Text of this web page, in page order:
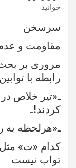
خوانید
سرسخن
مقاومت و
مروری بر
رابطه با توابین
ـ«تیر خلاص
کردند!ـ
ـ«هرلحظه به
کدام «ت»
تواب نیست